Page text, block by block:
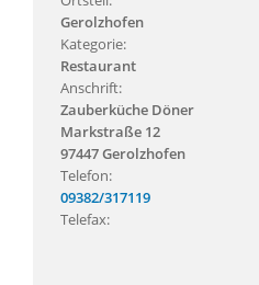
Gerolzhofen
Kategorie:
Restaurant
Anschrift:
Zauberküche Döner
Markstraße 12
97447 Gerolzhofen
Telefon:
09382/317119
Telefax: